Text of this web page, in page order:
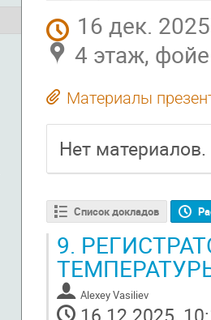
16 дек.
4 этаж,
Материалы
Нет материалов.
Список докладов
9.
Alexey Vasiliev